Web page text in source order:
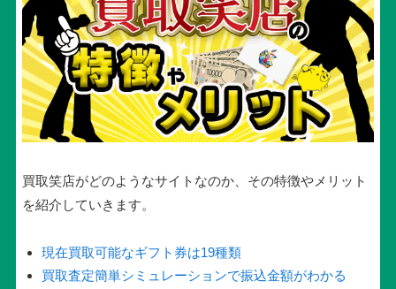
買取笑店がどのようなサイトなのか、その特徴やメリット
を紹介していきます。
現在買取可能なギフト券は19種類
買取査定簡単シミュレーションで振込金額がわかる